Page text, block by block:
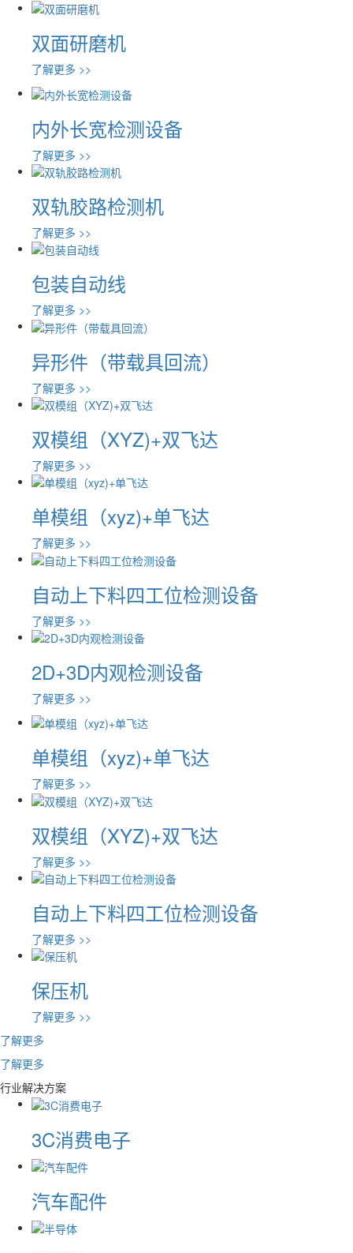
双面研磨机
了解更多 >>
内外长宽检测设备
了解更多 >>
双轨胶路检测机
了解更多 >>
包装自动线
了解更多 >>
异形件（带载具回流）
了解更多 >>
双模组（XYZ)+双飞达
了解更多 >>
单模组（xyz)+单飞达
了解更多 >>
自动上下料四工位检测设备
了解更多 >>
2D+3D内观检测设备
了解更多 >>
单模组（xyz)+单飞达
了解更多 >>
双模组（XYZ)+双飞达
了解更多 >>
自动上下料四工位检测设备
了解更多 >>
保压机
了解更多 >>
了解更多
了解更多
行业解决方案
3C消费电子
汽车配件